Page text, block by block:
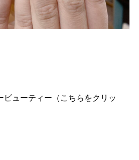
ビューティー（こちらをクリッ